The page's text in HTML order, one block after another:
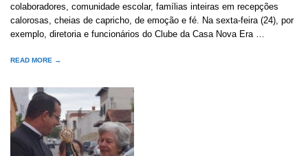
colaboradores, comunidade escolar, famílias inteiras em recepções
calorosas, cheias de capricho, de emoção e fé. Na sexta-feira (24), por
exemplo, diretoria e funcionários do Clube da Casa Nova Era …
READ MORE →